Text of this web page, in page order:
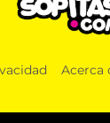
Acerca